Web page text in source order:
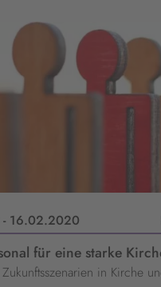
16.02.2020
für eine starke
in Kirche